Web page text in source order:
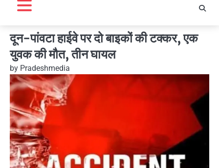
दून-पांवटा हाईवे पर दो बाइकों की टक्कर, एक
युवक की मौत, तीन घायल
by Pradeshmedia